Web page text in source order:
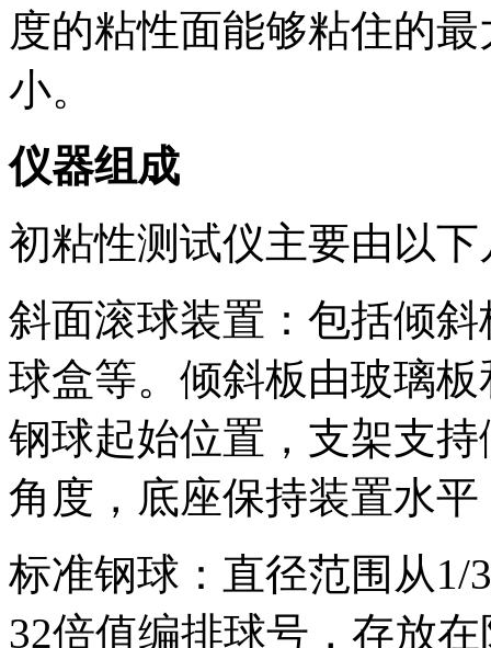
度的粘性面能够粘住的
小。
仪器组成
初粘性测试仪主要由以
斜面滚球装置：包括倾
球盒等。倾斜板由玻璃
钢球起始位置，支架支
角度，底座保持装置水
标准钢球：直径范围从1/
32倍值编排球号，存放